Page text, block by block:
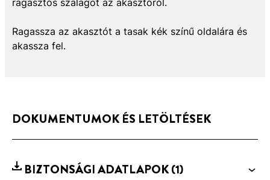
Ragassza az akasztót a tasak kék színű oldalára és
akassza fel.
DOKUMENTUMOK ÉS LETÖLTÉSEK
BIZTONSÁGI ADATLAPOK(1)